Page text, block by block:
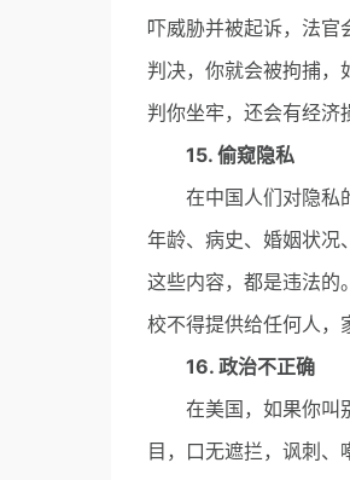
吓威胁并被起诉，法官
判决，你就会被拘捕，
判你坐牢，还会有经济
15. 偷窥隐私
在中国人们对隐私的
年龄、病史、婚姻状况
这些内容，都是违法的
校不得提供给任何人，
16. 政治不正确
在美国，如果你叫别
目，口无遮拦，讽刺